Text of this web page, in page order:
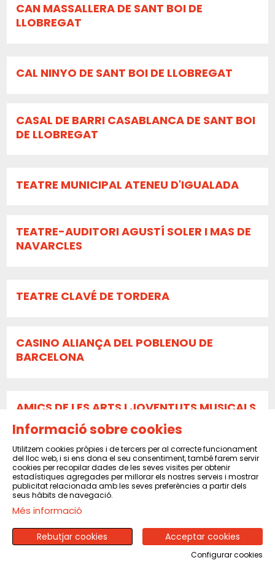
CAN MASSALLERA DE SANT BOI DE
LLOBREGAT
CAL NINYO DE SANT BOI DE LLOBREGAT
CASAL DE BARRI CASABLANCA DE SANT BOI
DE LLOBREGAT
TEATRE MUNICIPAL ATENEU D'IGUALADA
TEATRE-AUDITORI AGUSTÍ SOLER I MAS DE
NAVARCLES
TEATRE CLAVÉ DE TORDERA
CASINO ALIANÇA DEL POBLENOU DE
BARCELONA
AMICS DE LES ARTS I JOVENTUTS MUSICALS
DE TERRASSA
TEATRE PARE CASALS DE SANT ESTEVE DE
PALAUTORDERA
Sala Pal·làdius de Pallejà
Informació sobre cookies
Utilitzem cookies pròpies i de tercers per al correcte funcionament
del lloc web, i si ens dona el seu consentiment, també farem servir
cookies per recopilar dades de les seves visites per obtenir
estadístiques agregades per millorar els nostres serveis i mostrar
publicitat relacionada amb les seves preferències a partir dels
seus hàbits de navegació.
Més informació
Acceptar cookies
Rebutjar cookies
Configurar cookies